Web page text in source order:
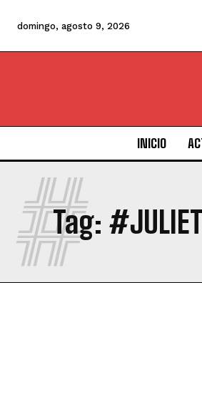
domingo, agosto 9, 2026
INICIO
Tag:
#